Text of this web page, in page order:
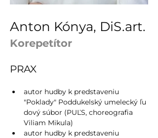
Anton Kónya, DiS.art.
Korepetítor
PRAX
autor hudby k predstaveniu
"Poklady" Poddukelský umelecký ľu
dový súbor (PUĽS, choreografia
Viliam Mikula)
autor hudby k predstaveniu